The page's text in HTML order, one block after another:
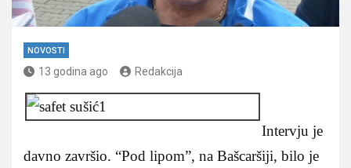
NOVOSTI
13 godina ago Redakcija
Intervju je
davno završio. “Pod lipom”, na Bašcaršiji, bilo je